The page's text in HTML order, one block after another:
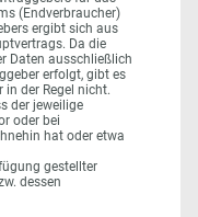
(Endverbraucher)
ergibt sich aus
Da die
Daten ausschließlich
erfolgt, gibt es
der Regel nicht.
der jeweilige
oder bei
hat oder etwa
gestellter
dessen